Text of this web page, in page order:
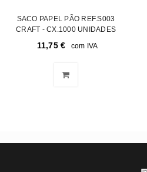
SACO PAPEL PÃO REF.S003
CRAFT - CX.1000 UNIDADES
11,75€ com IVA